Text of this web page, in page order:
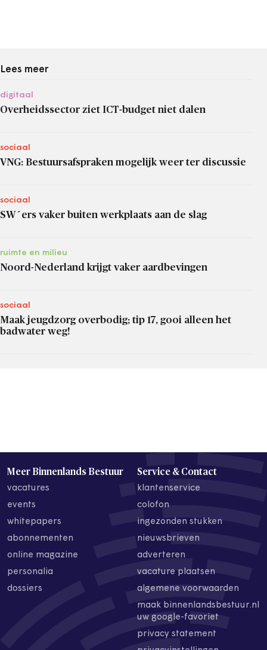
Lees meer
digitaal
Overheidssector ziet ICT-budget niet dalen
sociaal
VNG: Bestuursafspraken mogelijk weer ter discussie
sociaal
SW´ers vaker buiten werkplaats aan de slag
ruimte en milieu
Noord-Nederland krijgt vaker aardbevingen
sociaal
Maak jeugdzorg overbodig; tip 17, gooi alleen het
badwater weg!
Meer Binnenlands Bestuur
vacatures
events
whitepapers
abonnementen
online magazine
personalia
dossiers
Service & Contact
klantenservice
colofon
ingezonden stukken
nieuwsbrieven
adverteren
vacature plaatsen
algemene voorwaarden
maak binnenlandsbestuur.nl
uw google-favoriet
privacy statement